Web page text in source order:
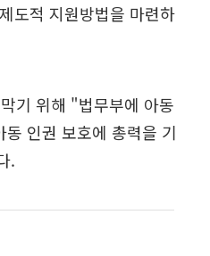
도적 지원방법을 마련하
기 위해 "법무부에 아동
인권 보호에 총력을 기
.